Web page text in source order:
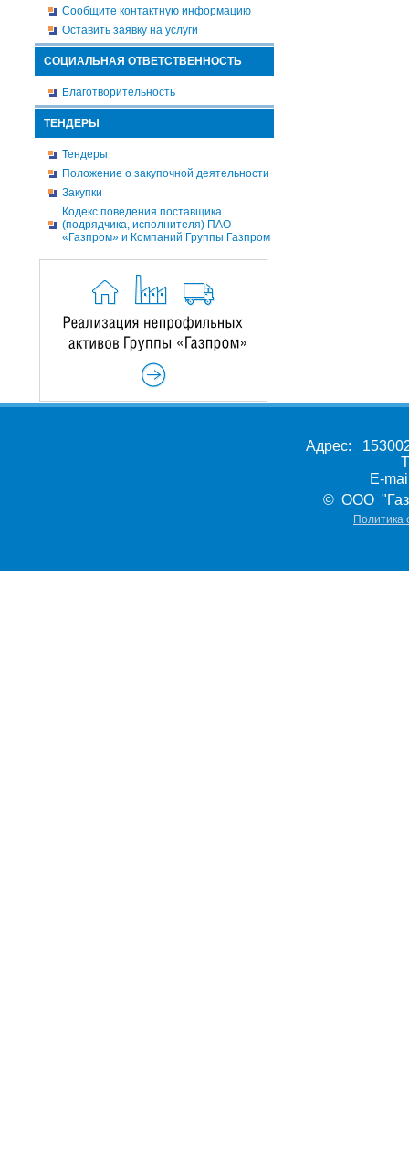
Сообщите контактную информацию
Оставить заявку на услуги
СОЦИАЛЬНАЯ ОТВЕТСТВЕННОСТЬ
Благотворительность
ТЕНДЕРЫ
Тендеры
Положение о закупочной деятельности
Закупки
Кодекс поведения поставщика
(подрядчика, исполнителя) ПАО
«Газпром» и Компаний Группы Газпром
Адрес:
E-
© ООО
Политика